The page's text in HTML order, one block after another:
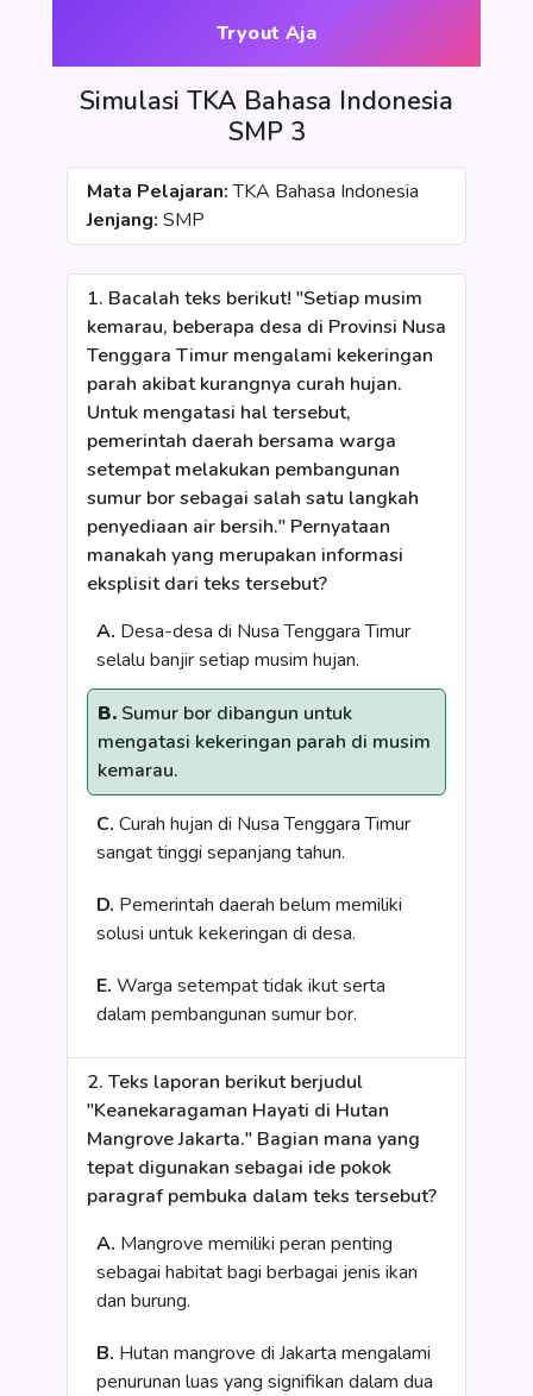
Tryout Aja
Simulasi TKA Bahasa Indonesia
SMP 3
Mata Pelajaran:TKA Bahasa Indonesia
Jenjang: SMP
1. Bacalah teks berikut! "Setiap musim
kemarau, beberapa desa di Provinsi Nusa
Tenggara Timur mengalami kekeringan
parah akibat kurangnya curah hujan.
Untuk mengatasi hal tersebut,
pemerintah daerah bersama warga
setempat melakukan pembangunan
sumur bor sebagai salah satu langkah
penyediaan air bersih." Pernyataan
manakah yang merupakan informasi
eksplisit dari teks tersebut?
A. Desa-desa di Nusa Tenggara Timur
selalu banjir setiap musim hujan.
B. Sumur bor dibangun untuk
mengatasi kekeringan parah di musim
kemarau.
C. Curah hujan di Nusa Tenggara Timur
sangat tinggi sepanjang tahun.
D. Pemerintah daerah belum memiliki
solusi untuk kekeringan di desa.
E. Warga setempat tidak ikut serta
dalam pembangunan sumur bor.
2. Teks laporan berikut berjudul
"Keanekaragaman Hayati di Hutan
Mangrove Jakarta." Bagian mana yang
tepat digunakan sebagai ide pokok
paragraf pembuka dalam teks tersebut?
A. Mangrove memiliki peran penting
sebagai habitat bagi berbagai jenis ikan
dan burung.
B. Hutan mangrove di Jakarta mengalami
penurunan luas yang signifikan dalam dua